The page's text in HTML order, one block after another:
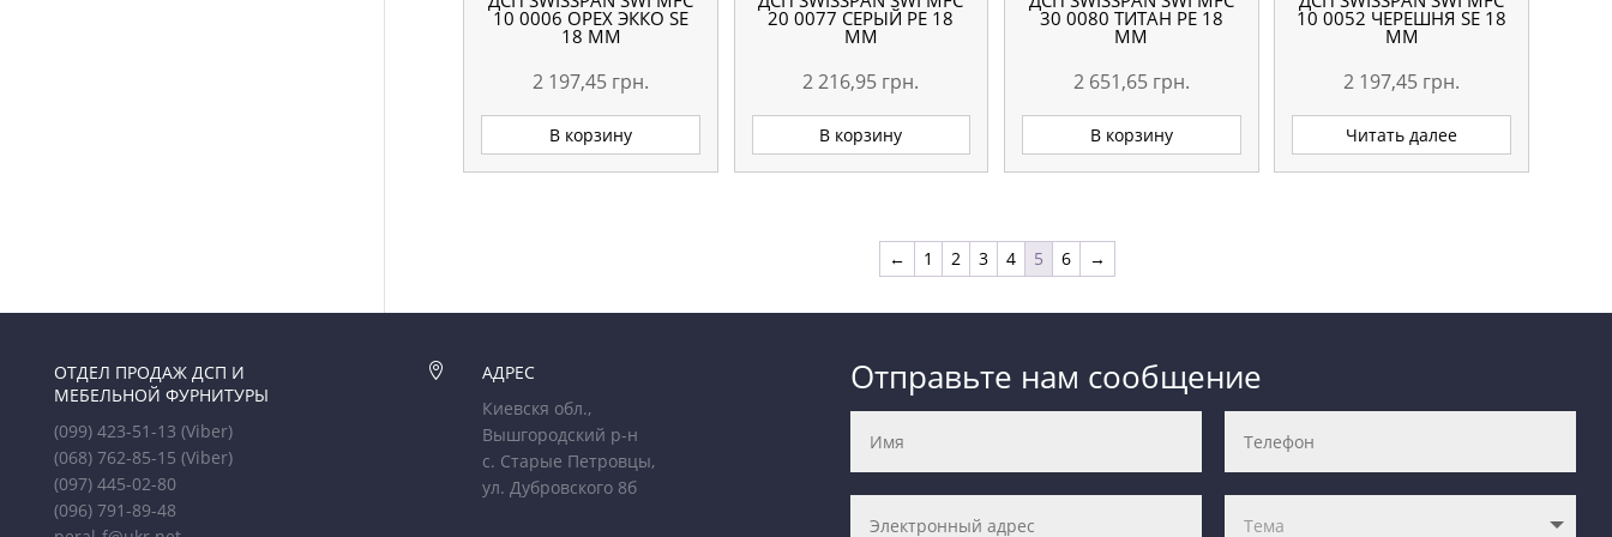
10 0006 ОРЕХ ЭККО SE
18 ММ
2 197,45 грн.
В корзину
20 0077 СЕРЫЙ PE 18
ММ
2 216,95 грн.
В корзину
30 0080 ТИТАН PE 18
ММ
2 651,65 грн.
В корзину
10 0052 ЧЕРЕШНЯ SE 18
ММ
2 197,45 грн.
Читать далее
← 1 2 3 4 5 6 →
ОТДЕЛ ПРОДАЖ ДСП И
МЕБЕЛЬНОЙ ФУРНИТУРЫ
(099) 423-51-13(Viber)
(068) 762-85-15(Viber)
(097) 445-02-80
(096) 791-89-48

АДРЕС
Киевскя обл.,
Вышгородский р-н
с. Старые Петровцы,
ул. Дубровского 8б
Отправьте нам сообщение